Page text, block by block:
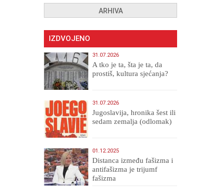
ARHIVA
IZDVOJENO
31.07.2026
A tko je ta, šta je ta, da
prostiš, kultura sjećanja?
31.07.2026
Jugoslavija, hronika šest ili
sedam zemalja (odlomak)
01.12.2025
Distanca između fašizma i
antifašizma je trijumf
fašizma